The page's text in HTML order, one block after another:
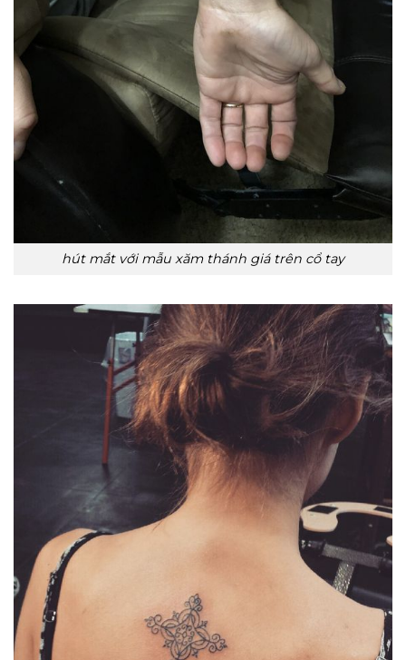
hút mắt với mẫu xăm thánh giá trên cổ tay